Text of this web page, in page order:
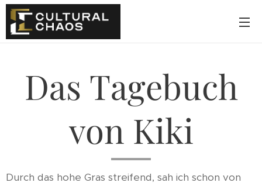
Das Tagebuch
von Kiki
Durch das hohe Gras streifend, sah ich schon von